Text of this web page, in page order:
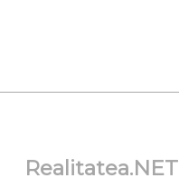
Realitatea.NET